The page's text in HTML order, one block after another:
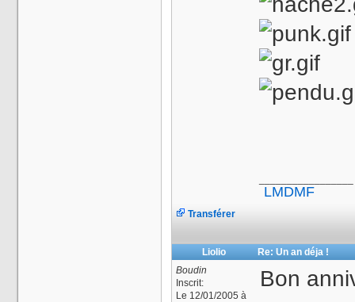
LMDMF
Transférer
Liolio
Re: Un an déja !
Boudin
Inscrit:
Le 12/01/2005 à
Bon